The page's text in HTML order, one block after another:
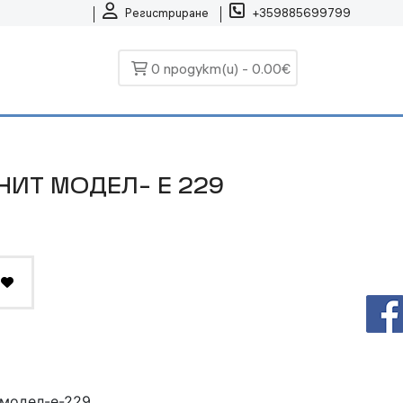
Регистриране +359885699799
0 продукт(и) - 0.00€
МОДЕЛ- Е 229